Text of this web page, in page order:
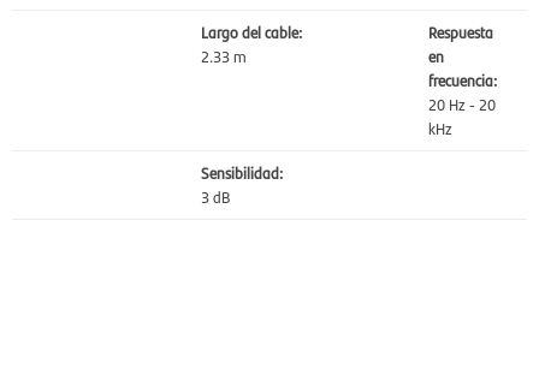
Largo del cable:
2.33 m
Respuesta
en
frecuencia:
20 Hz - 20
kHz
Sensibilidad:
3 dB